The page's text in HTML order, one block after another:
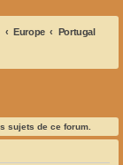
Europe Portugal
sujets de ce forum.